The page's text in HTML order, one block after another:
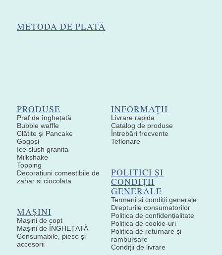
METODA DE PLATĂ
PRODUSE
Praf de înghețată
Bubble waffle
Clătite și Pancake
Gogoși
Ice slush granita
Milkshake
Topping
Decoratiuni comestibile de
zahar si ciocolata
MAȘINI
Mașini de copt
Mașini de ÎNGHEȚATĂ
Consumabile, piese și
accesorii
INFORMAȚII
Livrare rapida
Catalog de produse
Întrebări frecvente
Teflonare
POLITICI ȘI
CONDIȚII
GENERALE
Termeni și condiții generale
Drepturile consumatorilor
Politica de confidențialitate
Politica de cookie-uri
Politica de returnare și
rambursare
Condiții de livrare